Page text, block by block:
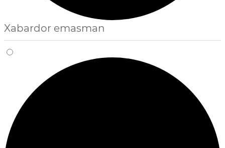
Xabardor emasman